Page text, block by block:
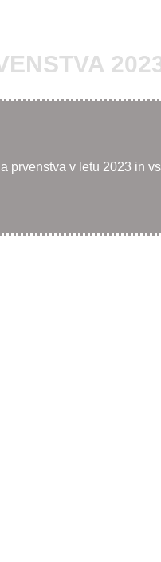
prvenstva v letu 2023 in